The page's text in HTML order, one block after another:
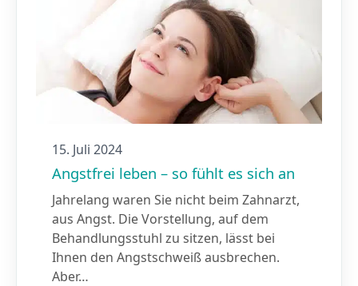
15. Juli 2024
Angstfrei leben – so fühlt es sich an
Jahrelang waren Sie nicht beim Zahnarzt,
aus Angst. Die Vorstellung, auf dem
Behandlungsstuhl zu sitzen, lässt bei
Ihnen den Angstschweiß ausbrechen.
Aber…